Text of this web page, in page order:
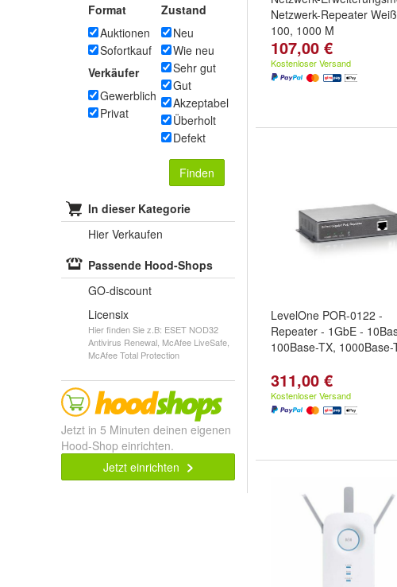
Format
Auktionen
Sofortkauf
Verkäufer
Gewerblich
Privat
Zustand
Neu
Wie neu
Sehr gut
Gut
Akzeptabel
Überholt
Defekt
Finden
In dieser Kategorie
Hier Verkaufen
Passende Hood-Shops
GO-discount
Licensix
Hier finden Sie z.B: ESET NOD32
Antivirus Renewal, McAfee LiveSafe,
McAfee Total Protection
Jetzt in 5 Minuten deinen eigenen
Hood-Shop einrichten.
Jetzt einrichten
Netzwerk-Repeater
100, 1000 M
107,00 €
Kostenloser Versand
LevelOne POR-0122 -
Repeater - 1GbE -
100Base-TX, 1000Base-
311,00 €
Kostenloser Versand